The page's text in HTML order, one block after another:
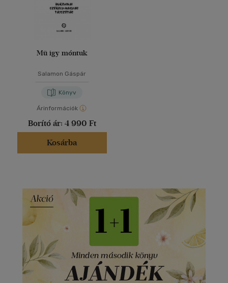
Mü igy móntuk
Salamon Gáspár
Könyv
Árinformációk
Borító ár: 4 990 Ft
Kosárba